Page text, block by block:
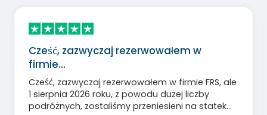
Cześć, zazwyczaj rezerwowałem w
firmie…
Cześć, zazwyczaj rezerwowałem w firmie FRS, ale
1 sierpnia 2026 roku, z powodu dużej liczby
podróżnych, zostaliśmy przeniesieni na statek